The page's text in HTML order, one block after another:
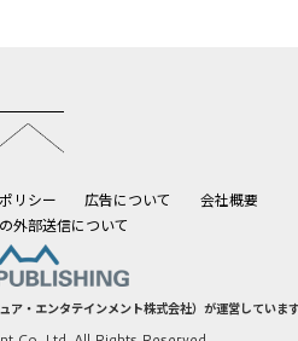
リシー 広告について
会社概要
外部送信について
ア・エンタテインメント株式会社）が運営していま